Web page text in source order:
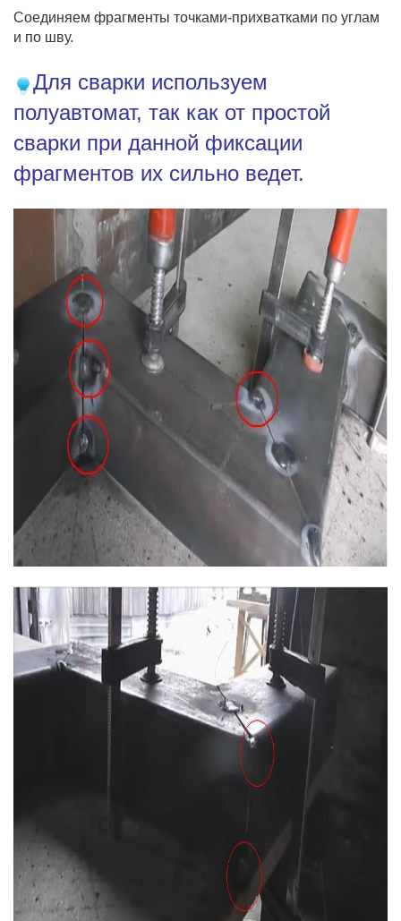
Соединяем фрагменты точками-прихватками по углам
и по шву.
Для сварки используем
полуавтомат, так как от простой
сварки при данной фиксации
фрагментов их сильно ведет.